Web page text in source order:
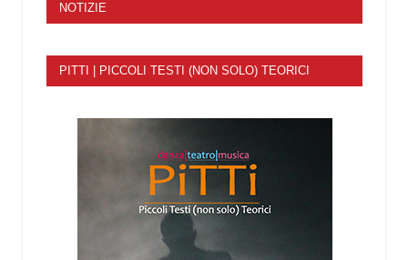
NOTIZIE
PITTI | PICCOLI TESTI (NON SOLO) TEORICI